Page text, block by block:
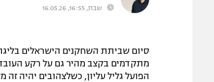
שבת, 16:55, 16.05.26
סיום שביתת השחקנים הישראלים
הפועל גליל עליון, כשלצהובים יהיה